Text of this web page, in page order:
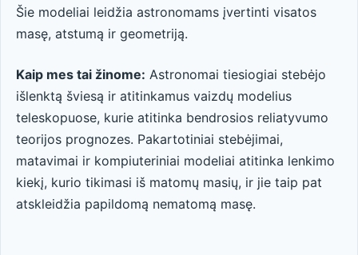
Šie modeliai leidžia astronomams įvertinti visatos
masę, atstumą ir geometriją.
Kaip mes tai žinome: Astronomai tiesiogiai stebėjo
išlenktą šviesą ir atitinkamus vaizdų modelius
teleskopuose, kurie atitinka bendrosios reliatyvumo
teorijos prognozes. Pakartotiniai stebėjimai,
matavimai ir kompiuteriniai modeliai atitinka lenkimo
kiekį, kurio tikimasi iš matomų masių, ir jie taip pat
atskleidžia papildomą nematomą masę.